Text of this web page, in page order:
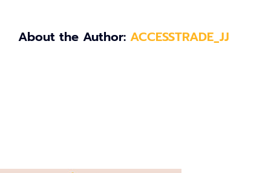
About the Author: ACCESSTRADE_JJ